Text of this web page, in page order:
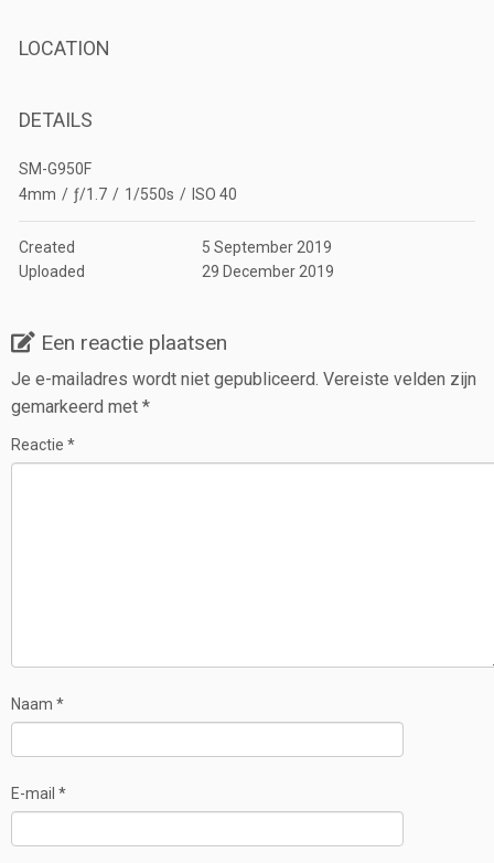
LOCATION
DETAILS
SM-G950F
4mm / ƒ/1.7 / 1/550s / ISO 40
Created
5 September 2019
Uploaded
29 December 2019
Een reactie plaatsen
Je e-mailadres wordt niet gepubliceerd. Vereiste velden zijn
gemarkeerd met *
Reactie *
Naam *
E-mail *